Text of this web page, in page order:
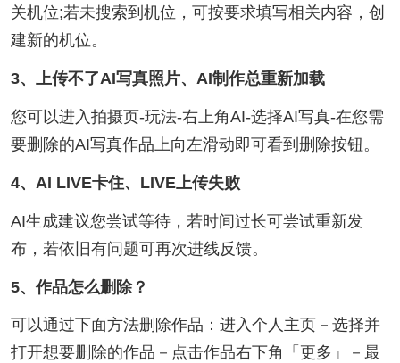
关机位;若未搜索到机位，可按要求填写相关内容，创
建新的机位。
3、上传不了AI写真照片、AI制作总重新加载
您可以进入拍摄页-玩法-右上角AI-选择AI写真-在您需
要删除的AI写真作品上向左滑动即可看到删除按钮。
4、AI LIVE卡住、LIVE上传失败
AI生成建议您尝试等待，若时间过长可尝试重新发
布，若依旧有问题可再次进线反馈。
5、作品怎么删除？
可以通过下面方法删除作品：进入个人主页－选择并
打开想要删除的作品－点击作品右下角「更多」－最